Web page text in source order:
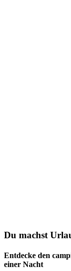
Du machst
Entdecke den
einer Nacht